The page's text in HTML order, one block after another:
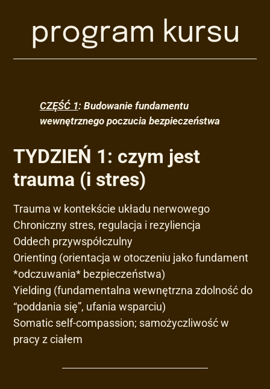
program kursu
CZĘŚĆ 1: Budowanie fundamentu
wewnętrznego poczucia bezpieczeństwa
TYDZIEŃ 1: czym jest
trauma (i stres)
Trauma w kontekście układu nerwowego
Chroniczny stres, regulacja i rezyliencja
Oddech przywspółczulny
Orienting (orientacja w otoczeniu jako fundament
*odczuwania* bezpieczeństwa)
Yielding (fundamentalna wewnętrzna zdolność do
“poddania się”, ufania wsparciu)
Somatic self-compassion; samożyczliwość w
pracy z ciałem